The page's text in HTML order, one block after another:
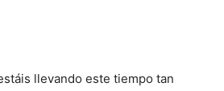
llevando este tiempo tan